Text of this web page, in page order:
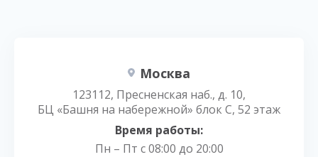
Москва
123112, Пресненская наб., д. 10,
БЦ «Башня на набережной» блок С, 52 этаж
Время работы:
Пн – Пт с 08:00 до 20:00